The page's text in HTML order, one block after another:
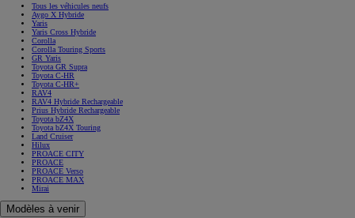
Tous les véhicules neufs
Aygo X Hybride
Yaris
Yaris Cross Hybride
Corolla
Corolla Touring Sports
GR Yaris
Toyota GR Supra
Toyota C-HR
Toyota C-HR+
RAV4
RAV4 Hybride Rechargeable
Prius Hybride Rechargeable
Toyota bZ4X
Toyota bZ4X Touring
Land Cruiser
Hilux
PROACE CITY
PROACE
PROACE Verso
PROACE MAX
Mirai
Modèles à venir